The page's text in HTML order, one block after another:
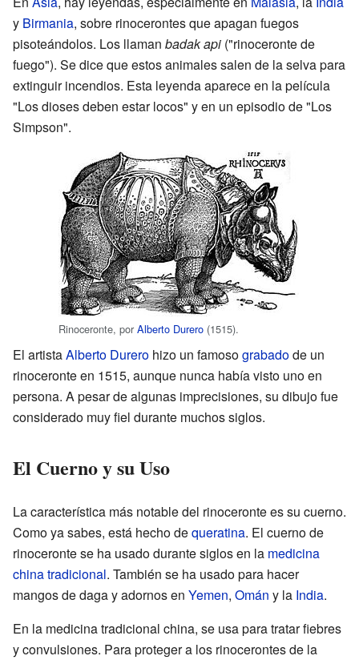
y Birmania, sobre rinocerontes que apagan fuegos
pisoteándolos. Los llaman badak api ("rinoceronte de
fuego"). Se dice que estos animales salen de la selva para
extinguir incendios. Esta leyenda aparece en la película
"Los dioses deben estar locos" y en un episodio de "Los
Simpson".
Rinoceronte, por Alberto Durero (1515).
El artistaAlberto Durero hizo un famosograbadode un
rinoceronte en 1515, aunque nunca había visto uno en
persona. A pesar de algunas imprecisiones, su dibujo fue
considerado muy fiel durante muchos siglos.
El Cuerno y su Uso
La característica más notable del rinoceronte es su cuerno.
Como ya sabes, está hecho dequeratina. El cuerno de
rinoceronte se ha usado durante siglos en la medicina
china tradicional. También se ha usado para hacer
mangos de daga y adornos en Yemen, Omán y la India.
En la medicina tradicional china, se usa para tratar fiebres
y convulsiones. Para proteger a los rinocerontes de la